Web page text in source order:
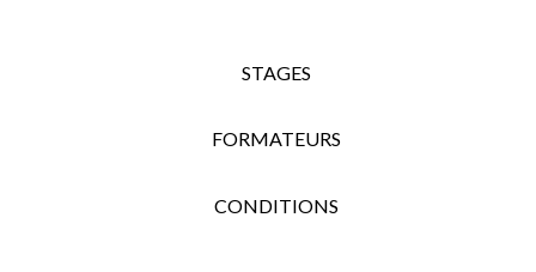
STAGES
FORMATEURS
CONDITIONS